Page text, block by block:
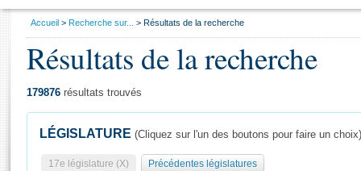
Général
Vous
Accueil Recherche sur... Résultats de la recherche
Résultats de la recherche
179876 résultats trouvés
LÉGISLATURE (Cliquez sur l'un des boutons pour faire un choix)
17e législature (X) Précédentes législatures